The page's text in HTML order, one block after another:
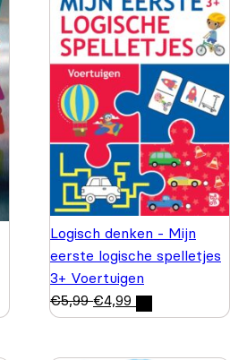
Logisch denken - Mijn
eerste logische spelletjes
3+ Voertuigen
€5,99 €4,99